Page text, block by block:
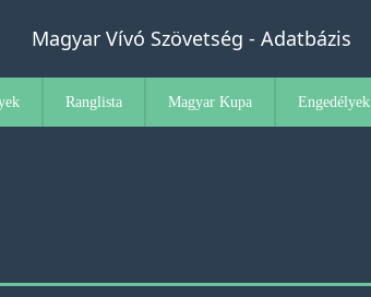
Magyar Vívó Szövetség - Adatbázis
Ranglista Magyar Kupa Engedélyek